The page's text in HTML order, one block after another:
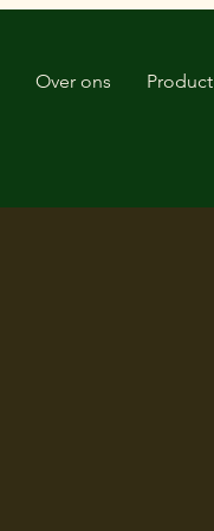
Over ons Product